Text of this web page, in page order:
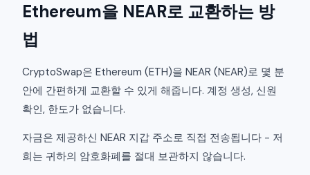
Ethereum을 NEAR로 교환하는 방
법
CryptoSwap은 Ethereum (ETH)을 NEAR (NEAR)로 몇 분
안에 간편하게 교환할 수 있게 해줍니다. 계정 생성, 신원
확인, 한도가 없습니다.
자금은 제공하신 NEAR 지갑 주소로 직접 전송됩니다 - 저
희는 귀하의 암호화폐를 절대 보관하지 않습니다.